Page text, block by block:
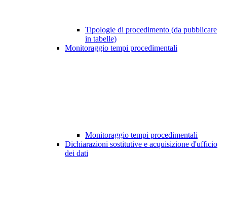
Tipologie di procedimento (da pubblicare
in tabelle)
Monitoraggio tempi procedimentali
Monitoraggio tempi procedimentali
Dichiarazioni sostitutive e acquisizione d'ufficio
dei dati